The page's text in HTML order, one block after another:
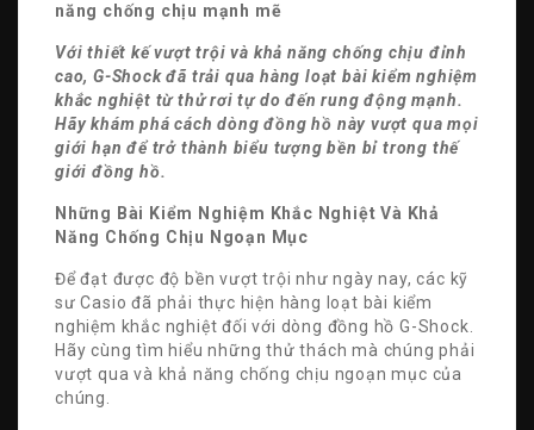
năng chống chịu mạnh mẽ
Với thiết kế vượt trội và khả năng chống chịu đỉnh
cao, G-Shock đã trải qua hàng loạt bài kiểm nghiệm
khắc nghiệt từ thử rơi tự do đến rung động mạnh.
Hãy khám phá cách dòng đồng hồ này vượt qua mọi
giới hạn để trở thành biểu tượng bền bỉ trong thế
giới đồng hồ.
Những Bài Kiểm Nghiệm Khắc Nghiệt Và Khả
Năng Chống Chịu Ngoạn Mục
Để đạt được độ bền vượt trội như ngày nay, các kỹ
sư Casio đã phải thực hiện hàng loạt bài kiểm
nghiệm khắc nghiệt đối với dòng đồng hồ G-Shock.
Hãy cùng tìm hiểu những thử thách mà chúng phải
vượt qua và khả năng chống chịu ngoạn mục của
chúng.